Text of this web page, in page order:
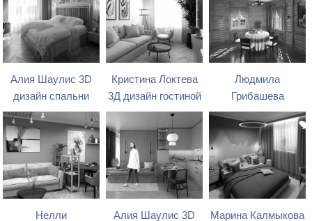
Алия Шаулис 3D
дизайн спальни
Кристина Локтева
3Д дизайн гостиной
Людмила
Грибашева
Нелли
Алия Шаулис 3D
Марина Калмыкова